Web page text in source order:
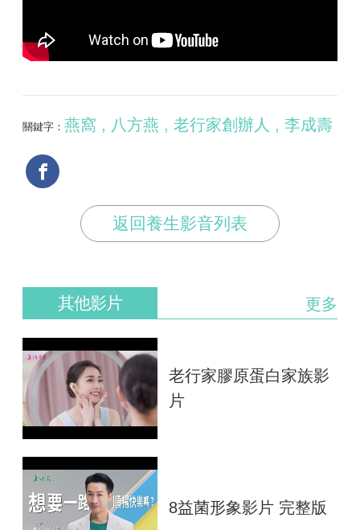
關鍵字： 燕窩 , 八方燕 , 老行家創辦人 , 李成壽
返回養生影音列表
其他影片 更多
老行家膠原蛋白家族影
片
8益菌形象影片 完整版